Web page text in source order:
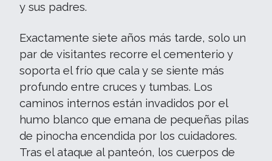
y sus padres.
Exactamente siete años más tarde, solo un
par de visitantes recorre el cementerio y
soporta el frío que cala y se siente más
profundo entre cruces y tumbas. Los
caminos internos están invadidos por el
humo blanco que emana de pequeñas pilas
de pinocha encendida por los cuidadores.
Tras el ataque al panteón, los cuerpos de